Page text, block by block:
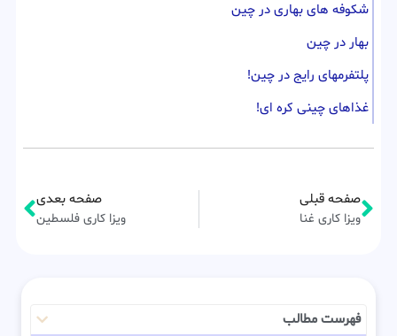
شکوفه های بهاری در چین
بهار در چین
پلتفرمهای رایج در چین!
غذاهای چینی کره ای!
صفحه قبلی
ویزا کاری غنا
صفحه بعدی
ویزا کاری فلسطین
فهرست مطالب